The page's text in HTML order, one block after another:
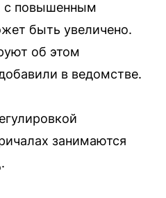
с повышенным
быть увеличено.
об этом
в ведомстве.
занимаются